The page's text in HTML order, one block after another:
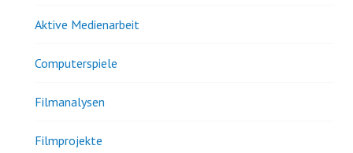
Aktive Medienarbeit
Computerspiele
Filmanalysen
Filmprojekte